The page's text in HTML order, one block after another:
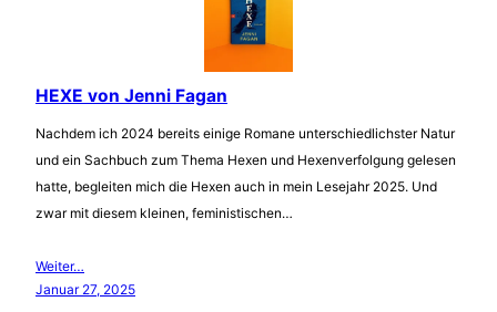
HEXE von Jenni Fagan
Nachdem ich 2024 bereits einige Romane unterschiedlichster Natur
und ein Sachbuch zum Thema Hexen und Hexenverfolgung gelesen
hatte, begleiten mich die Hexen auch in mein Lesejahr 2025. Und
zwar mit diesem kleinen, feministischen…
Weiter…
Januar 27, 2025